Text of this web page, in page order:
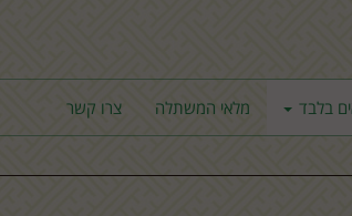
בלבד מלאי המשתלה צרו קשר